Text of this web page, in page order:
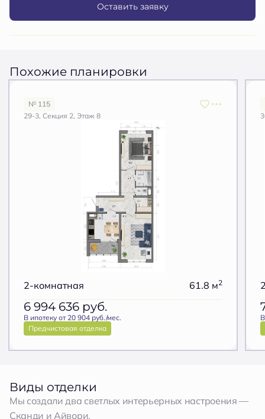
Оставить заявку
Похожие планировки
№ 115
29-3, Секция 2, Этаж 8
2-комнатная 61.8 м2
6 994 636 руб.
В ипотеку от 20 904 руб./мес.
Предчистовая отделка
Виды отделки
Мы создали два светлых интерьерных настроения —
Сканди и Айвори.